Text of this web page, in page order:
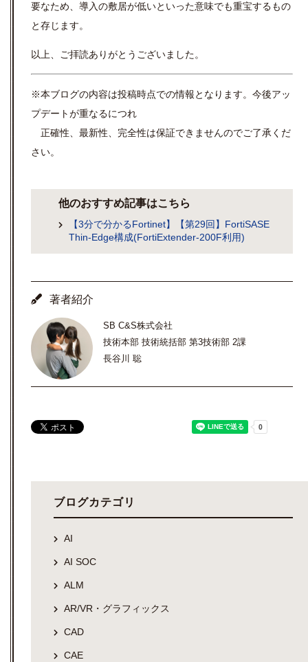
要なため、導入の敷居が低いといった意味でも重宝するもの
と存じます。
以上、ご拝読ありがとうございました。
※本ブログの内容は投稿時点での情報となります。今後アッ
プデートが重なるにつれ
正確性、最新性、完全性は保証できませんのでご了承くだ
さい。
他のおすすめ記事はこちら
【3分で分かるFortinet】【第29回】FortiSASE
Thin-Edge構成(FortiExtender-200F利用)
著者紹介
SB C&S株式会社
技術本部 技術統括部 第3技術部 2課
長谷川 聡
ブログカテゴリ
AI
AI SOC
ALM
AR/VR・グラフィックス
CAD
CAE